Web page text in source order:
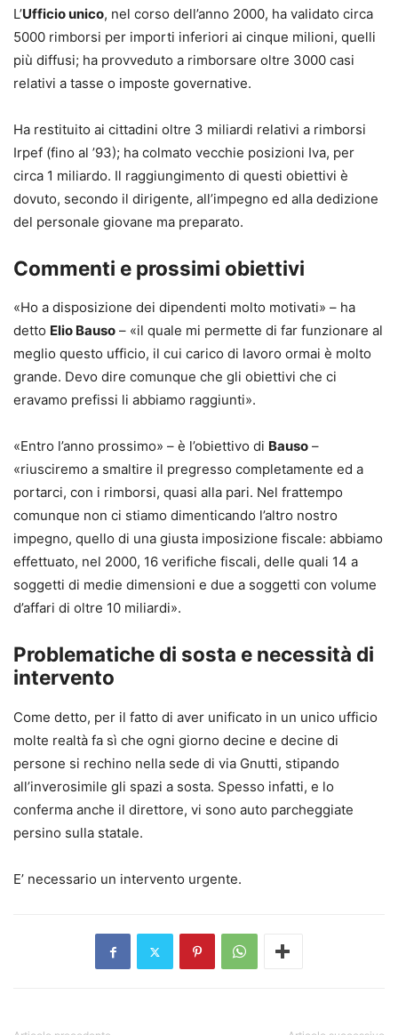
L’Ufficio unico, nel corso dell’anno 2000, ha validato circa
5000 rimborsi per importi inferiori ai cinque milioni, quelli
più diffusi; ha provveduto a rimborsare oltre 3000 casi
relativi a tasse o imposte governative.
Ha restituito ai cittadini oltre 3 miliardi relativi a rimborsi
Irpef (fino al ’93); ha colmato vecchie posizioni Iva, per
circa 1 miliardo. Il raggiungimento di questi obiettivi è
dovuto, secondo il dirigente, all’impegno ed alla dedizione
del personale giovane ma preparato.
Commenti e prossimi obiettivi
«Ho a disposizione dei dipendenti molto motivati» – ha
detto Elio Bauso – «il quale mi permette di far funzionare al
meglio questo ufficio, il cui carico di lavoro ormai è molto
grande. Devo dire comunque che gli obiettivi che ci
eravamo prefissi li abbiamo raggiunti».
«Entro l’anno prossimo» – è l’obiettivo di Bauso –
«riusciremo a smaltire il pregresso completamente ed a
portarci, con i rimborsi, quasi alla pari. Nel frattempo
comunque non ci stiamo dimenticando l’altro nostro
impegno, quello di una giusta imposizione fiscale: abbiamo
effettuato, nel 2000, 16 verifiche fiscali, delle quali 14 a
soggetti di medie dimensioni e due a soggetti con volume
d’affari di oltre 10 miliardi».
Problematiche di sosta e necessità di
intervento
Come detto, per il fatto di aver unificato in un unico ufficio
molte realtà fa sì che ogni giorno decine e decine di
persone si rechino nella sede di via Gnutti, stipando
all’inverosimile gli spazi a sosta. Spesso infatti, e lo
conferma anche il direttore, vi sono auto parcheggiate
persino sulla statale.
E’ necessario un intervento urgente.